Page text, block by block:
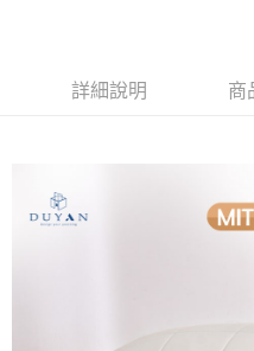
相關說明
成交易。
3.實際核准額度、可分期數及費用
4.訂單成立30分鐘內，如未前往確
消。如遇「轉專審核」未通過狀況
【關於「AFTEE先享後付」】
AFTEE先享後付是「在收到商品之
１．簡單：不需註冊會員、不需綁
２．便利：只要手機號碼，簡訊認
Hami Point
「Hami Point」為中華電信所提供
會員帳號後，即可在購物車使用
詳細說明 商